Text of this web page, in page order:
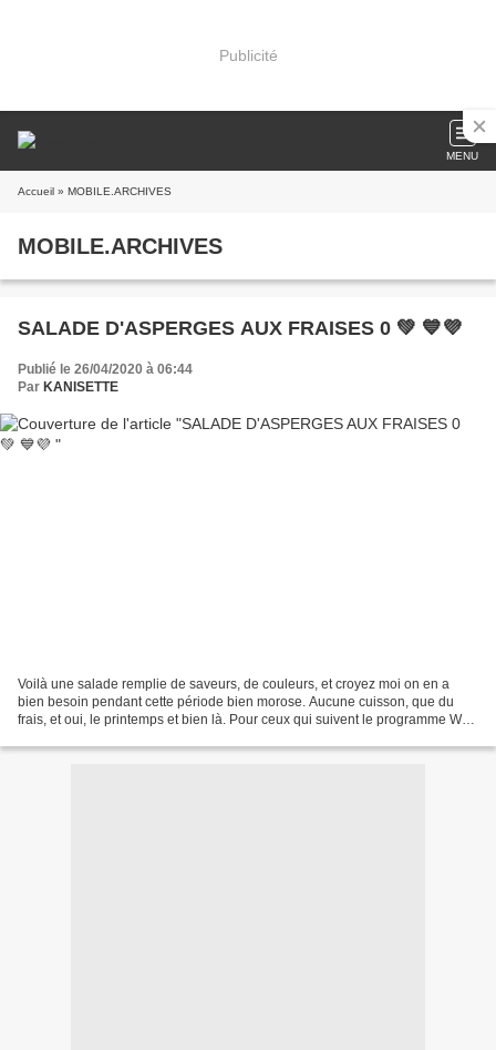
Publicité
MENU
Accueil » MOBILE.ARCHIVES
MOBILE.ARCHIVES
SALADE D'ASPERGES AUX FRAISES 0 💚 💙💜
Publié le 26/04/2020 à 06:44
Par KANISETTE
Voilà une salade remplie de saveurs, de couleurs, et croyez moi on en a
bien besoin pendant cette période bien morose. Aucune cuisson, que du
frais, et oui, le printemps et bien là. Pour ceux qui suivent le programme WW